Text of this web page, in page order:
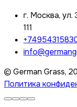
г. Москва, ул.
111
© German Grass,
Политика